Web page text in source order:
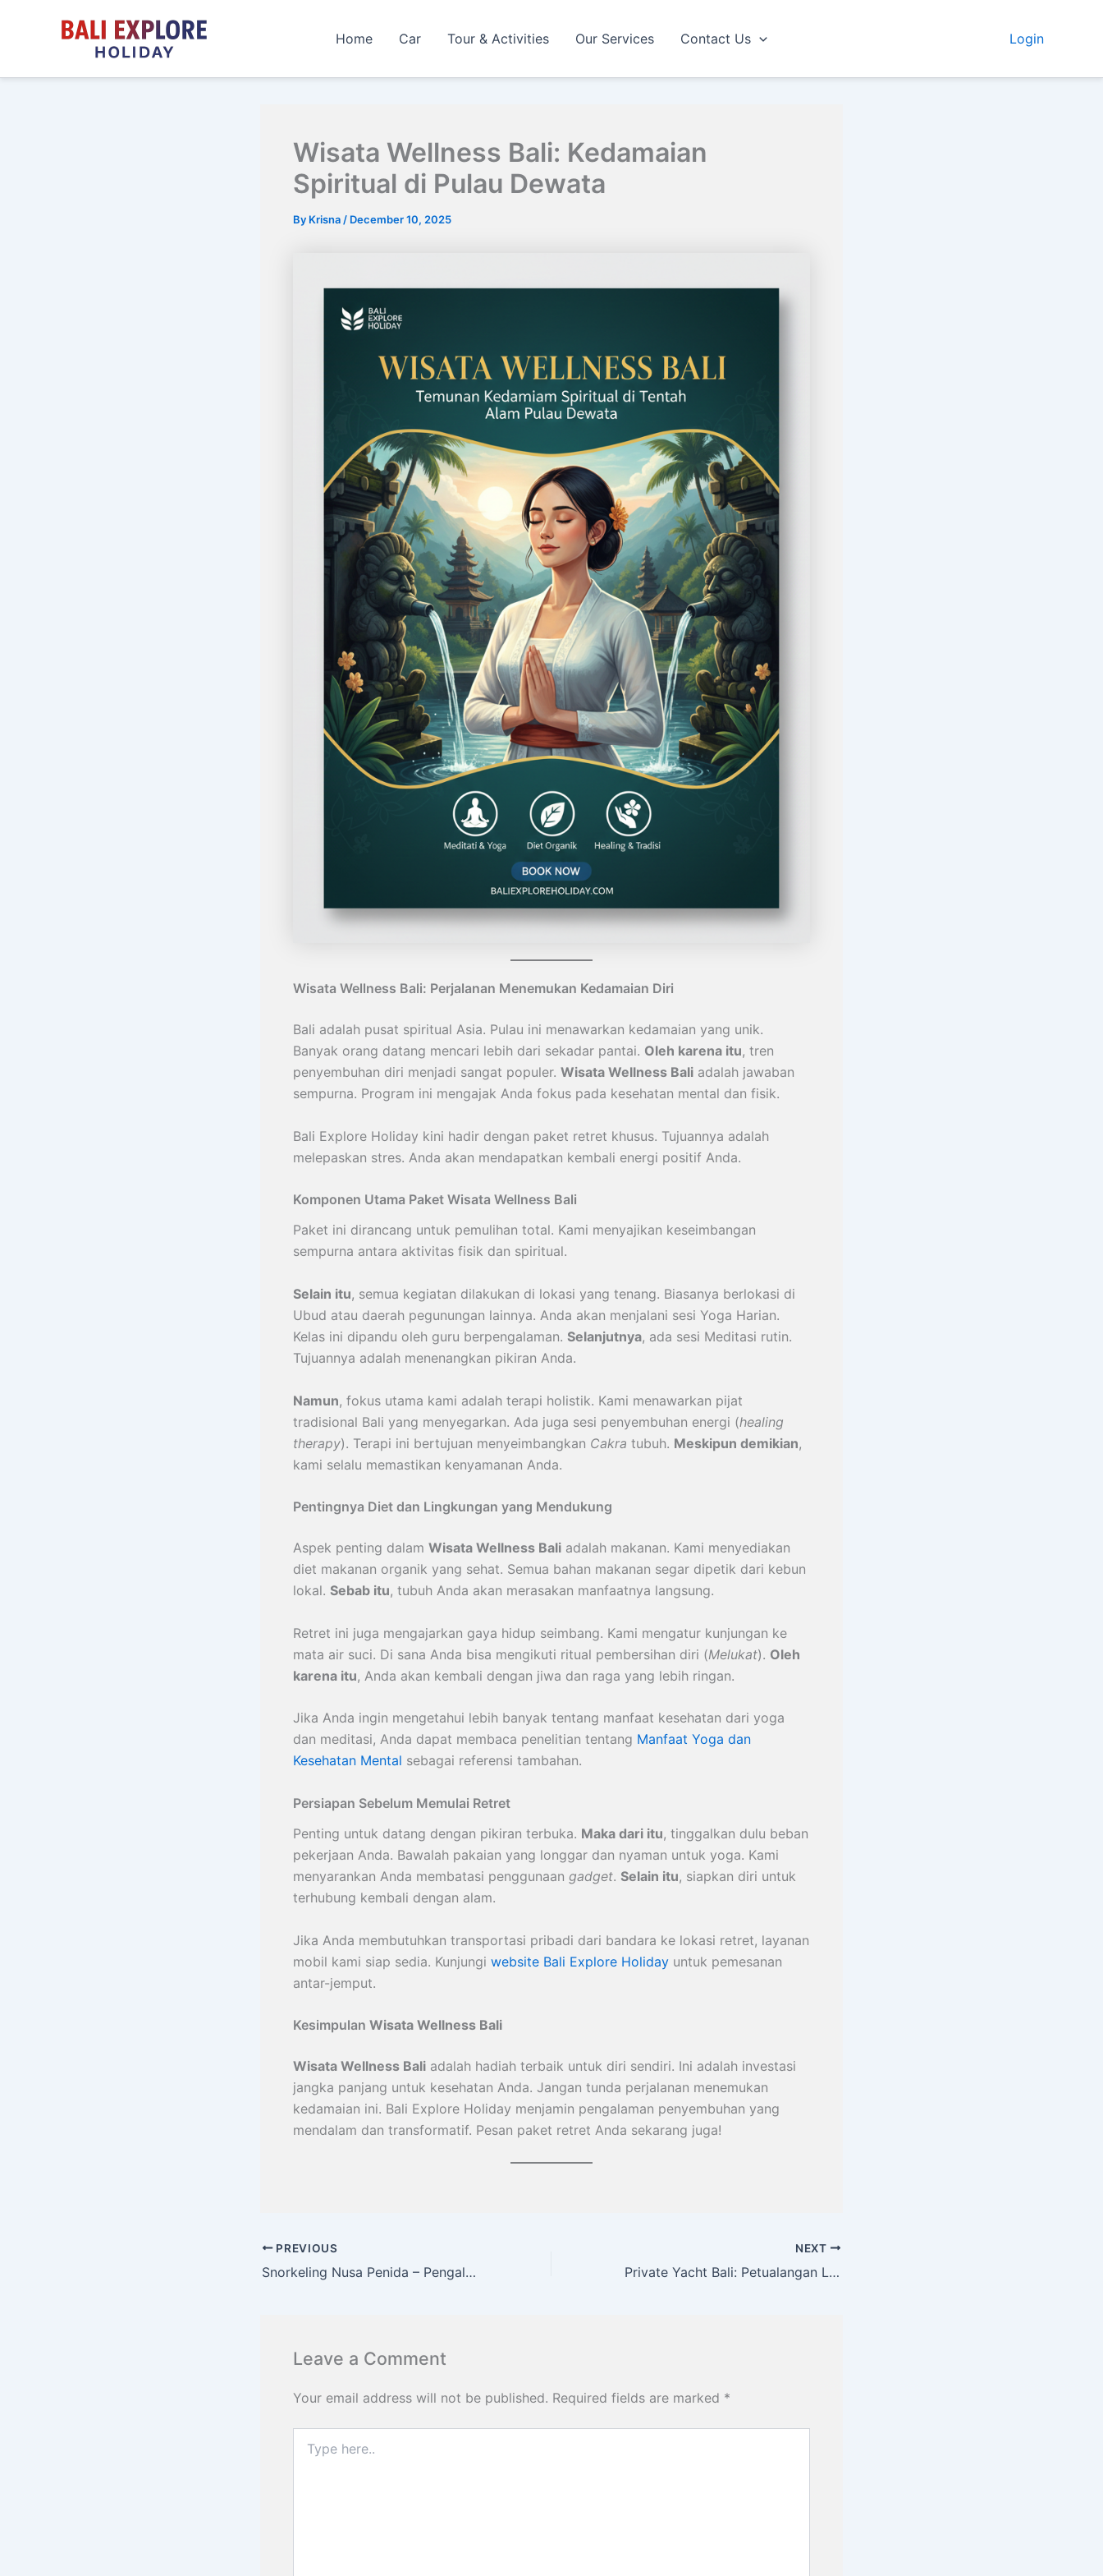
Home Car Tour & Activities Our Services Contact Us Login
Wisata Wellness Bali: Kedamaian
Spiritual di Pulau Dewata
By Krisna / December 10, 2025
Wisata Wellness Bali: Perjalanan Menemukan Kedamaian Diri
Bali adalah pusat spiritual Asia. Pulau ini menawarkan kedamaian yang unik.
Banyak orang datang mencari lebih dari sekadar pantai. Oleh karena itu, tren
penyembuhan diri menjadi sangat populer. Wisata Wellness Bali adalah jawaban
sempurna. Program ini mengajak Anda fokus pada kesehatan mental dan fisik.
Bali Explore Holiday kini hadir dengan paket retret khusus. Tujuannya adalah
melepaskan stres. Anda akan mendapatkan kembali energi positif Anda.
Komponen Utama Paket Wisata Wellness Bali
Paket ini dirancang untuk pemulihan total. Kami menyajikan keseimbangan
sempurna antara aktivitas fisik dan spiritual.
Selain itu, semua kegiatan dilakukan di lokasi yang tenang. Biasanya berlokasi di
Ubud atau daerah pegunungan lainnya. Anda akan menjalani sesi Yoga Harian.
Kelas ini dipandu oleh guru berpengalaman. Selanjutnya, ada sesi Meditasi rutin.
Tujuannya adalah menenangkan pikiran Anda.
Namun, fokus utama kami adalah terapi holistik. Kami menawarkan pijat
tradisional Bali yang menyegarkan. Ada juga sesi penyembuhan energi (healing
therapy). Terapi ini bertujuan menyeimbangkan Cakra tubuh. Meskipun demikian,
kami selalu memastikan kenyamanan Anda.
Pentingnya Diet dan Lingkungan yang Mendukung
Aspek penting dalam Wisata Wellness Bali adalah makanan. Kami menyediakan
diet makanan organik yang sehat. Semua bahan makanan segar dipetik dari kebun
lokal. Sebab itu, tubuh Anda akan merasakan manfaatnya langsung.
Retret ini juga mengajarkan gaya hidup seimbang. Kami mengatur kunjungan ke
mata air suci. Di sana Anda bisa mengikuti ritual pembersihan diri (Melukat). Oleh
karena itu, Anda akan kembali dengan jiwa dan raga yang lebih ringan.
Jika Anda ingin mengetahui lebih banyak tentang manfaat kesehatan dari yoga
dan meditasi, Anda dapat membaca penelitian tentang Manfaat Yoga dan
Kesehatan Mental sebagai referensi tambahan.
Persiapan Sebelum Memulai Retret
Penting untuk datang dengan pikiran terbuka. Maka dari itu, tinggalkan dulu beban
pekerjaan Anda. Bawalah pakaian yang longgar dan nyaman untuk yoga. Kami
menyarankan Anda membatasi penggunaan gadget. Selain itu, siapkan diri untuk
terhubung kembali dengan alam.
Jika Anda membutuhkan transportasi pribadi dari bandara ke lokasi retret, layanan
mobil kami siap sedia. Kunjungi website Bali Explore Holiday untuk pemesanan
antar-jemput.
Kesimpulan Wisata Wellness Bali
Wisata Wellness Bali adalah hadiah terbaik untuk diri sendiri. Ini adalah investasi
jangka panjang untuk kesehatan Anda. Jangan tunda perjalanan menemukan
kedamaian ini. Bali Explore Holiday menjamin pengalaman penyembuhan yang
mendalam dan transformatif. Pesan paket retret Anda sekarang juga!
PREVIOUS
Snorkeling Nusa Penida – Pengalaman Laut Bali Explore Holiday
NEXT
Private Yacht Bali: Petualangan Laut Mewah di Pulau Dewata
Leave a Comment
Your email address will not be published. Required fields are marked *
here..